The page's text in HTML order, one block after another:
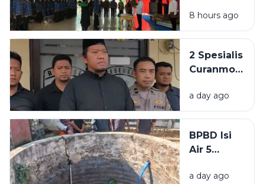
Sampang
Masih
BKPSDM:
Tunggu
Pusat
8 hours ago
2 Spesialis
Curanmor
Bangkalan
Diringkus
Beraksi di
11 TKP
a day ago
BPBD Isi
Air 5
Warga
a day ago